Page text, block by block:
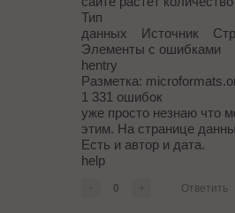
Тип
данных Источник
Элементы с ошибками
hentry
Разметка:
1 331 ошибок
уже просто незнаю что
этим. На странице
Есть и автор и дата.
help
0 Ответить